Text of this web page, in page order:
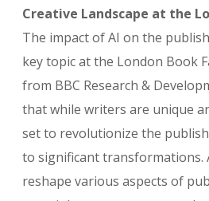
Creative Landscape at the
The impact of AI on the
key topic at the London Book
from BBC Research &
that while writers are unique
set to revolutionize the
to significant transformations.
reshape various aspects of